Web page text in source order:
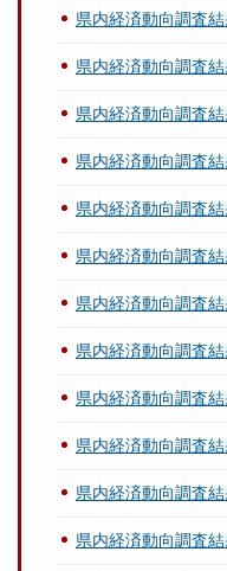
県内経済動向調査
県内経済動向調査
県内経済動向調査
県内経済動向調査
県内経済動向調査
県内経済動向調査
県内経済動向調査
県内経済動向調査
県内経済動向調査
県内経済動向調査
県内経済動向調査
県内経済動向調査